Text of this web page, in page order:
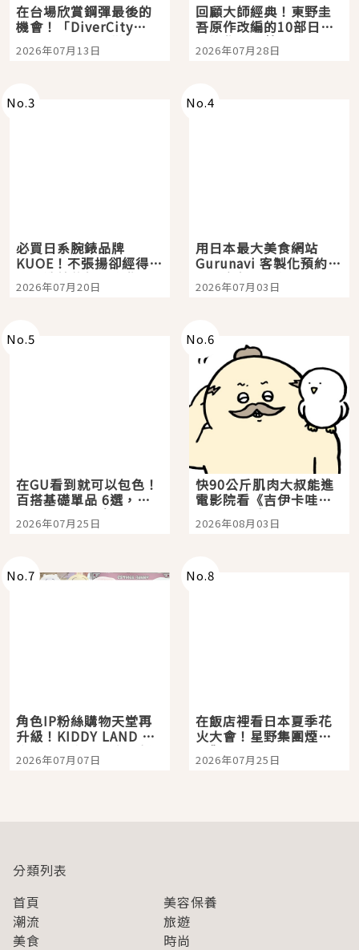
在台場欣賞鋼彈最後的
機會！「DiverCity
Tokyo Plaza」搭船、
購物、美食及夜景，一
2026年07月13日
回顧大師經典！東野圭
吾原作改編的10部日本
影視作品推薦
2026年07月28日
No.3
必買日系腕錶品牌
KUOE！不張揚卻經得起
時間洗鍊的經典之作五
選
2026年07月20日
No.4
用日本最大美食網站
Gurunavi 客製化預約九
大都市餐廳，打造專屬
美食體驗！
2026年07月03日
No.5
在GU看到就可以包色！
百搭基礎單品 6選，閉
眼全收也不心疼
2026年07月25日
No.6
快90公斤肌肉大叔能進
電影院看《吉伊卡哇》
嗎？日本重金屬樂團
「打首」會長與nagano
2026年08月03日
No.7
角色IP粉絲購物天堂再
升級！KIDDY LAND 原
宿店吉伊卡哇迎客，新
開幕 OMOKADO 店3分
2026年07月07日
No.8
在飯店裡看日本夏季花
火大會！星野集團煙火
景觀飯店6選，讓你不用
人擠人悠閒欣賞
2026年07月25日
分類列表
首頁
美容保養
潮流
旅遊
美食
時尚